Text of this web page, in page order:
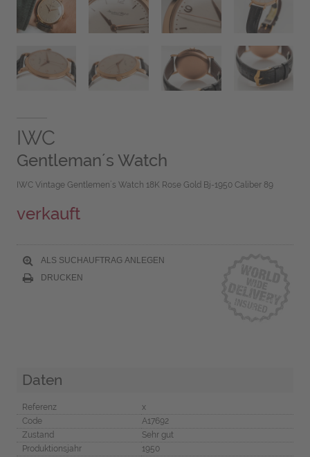
IWC
Gentleman´s Watch
IWC Vintage Gentlemen´s Watch 18K Rose Gold Bj-1950 Caliber 89
verkauft
ALS SUCHAUFTRAG ANLEGEN
DRUCKEN
Daten
Referenz
x
Code
A17692
Zustand
Sehr gut
Produktionsjahr
1950